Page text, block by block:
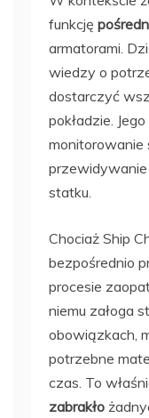
funkcję
armatorami.
wiedzy o
dostarczyć
pokładzie.
przewidywanie
statku.
Chociaż Ship
bezpośrednio
procesie
niemu załoga
obowiązkach,
potrzebne
czas. To
zabrakło